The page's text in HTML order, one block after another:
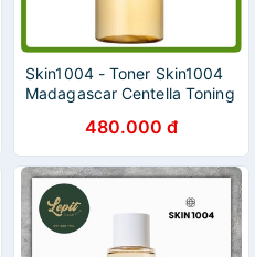
Skin1004 - Toner Skin1004
Madagascar Centella Toning
480.000 đ